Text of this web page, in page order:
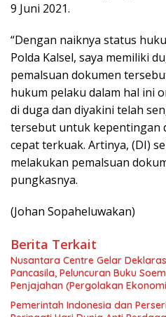
9 Juni 2021.
“Dengan naiknya status
Polda Kalsel, saya memiliki
pemalsuan dokumen
hukum pelaku dalam hal ini
di duga dan diyakini telah
tersebut untuk kepentingan
cepat terkuak. Artinya, (DI)
melakukan pemalsuan
pungkasnya.
(Johan Sopaheluwakan)
Berita Terkait
Nusantara Centre Gelar
Pancasila, Peluncuran Buku
Penjajahan (Pergolakan
Simposium Nasional “Urgensi
Nasional dan Kesejahteraan
Pemerintah Indonesia dan